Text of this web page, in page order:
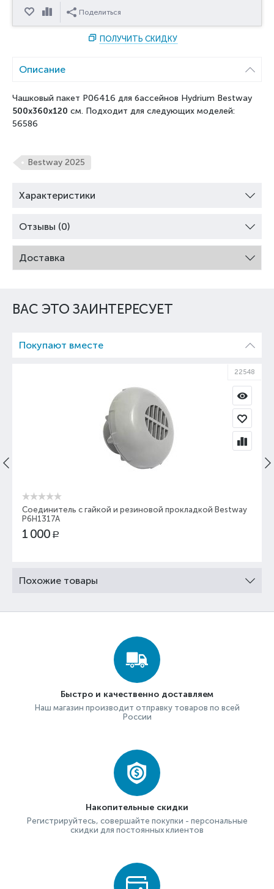
ОтложитьСравнитьПоделиться
ПОЛУЧИТЬ СКИДКУ
Описание
Чашковый пакет P06416 для бассейнов Hydrium Bestway
500x360x120 см. Подходит для следующих моделей:
56586
Bestway 2025
Характеристики
Отзывы (0)
Доставка
ВАС ЭТО ЗАИНТЕРЕСУЕТ
Покупают вместе
22548
Соединитель с гайкой и резиновой прокладкой Bestway
P6H1317A
1 000 Р
Похожие товары
Быстро и качественно доставляем
Наш магазин производит отправку товаров по всей
России
Накопительные скидки
Регистрируйтесь, совершайте покупки - персональные
скидки для постоянных клиентов